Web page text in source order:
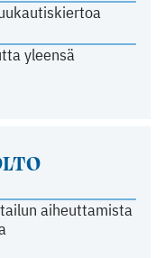
yleensä
aiheuttamista